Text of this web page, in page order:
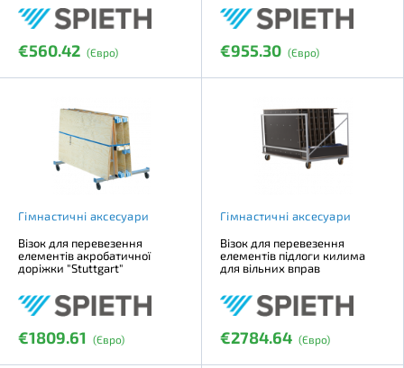
€560.42 (Євро) €955.30 (Євро)
Гімнастичні аксесуари
Візок для перевезення
елементів акробатичної
доріжки "Stuttgart"
€1809.61 (Євро)
Гімнастичні аксесуари
Візок для перевезення
елементів підлоги килима
для вільних вправ
€2784.64 (Євро)